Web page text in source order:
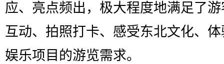
应、亮点频出，极大程度地满足了
互动、拍照打卡、感受东北文化、
娱乐项目的游览需求。